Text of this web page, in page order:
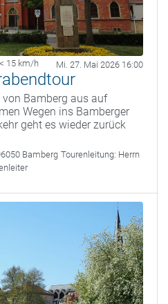
< 15 km/h Mi. 27. Mai 2026 16:00
Bamberg aus auf
Wegen ins Bamberger
geht es wieder zurück
Bamberg Tourenleitung: Herrn